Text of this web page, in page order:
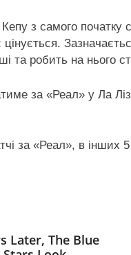
з самого початку
та робить на нього
за «Реал» у Ла
за «Реал», в інших